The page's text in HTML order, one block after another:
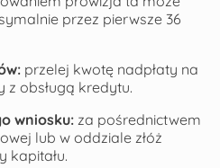
przez pierwsze 36
przelej kwotę nadpłaty na
z obsługą kredytu.
wniosku:za pośrednictwem
lub w oddziale złóż
kapitału.